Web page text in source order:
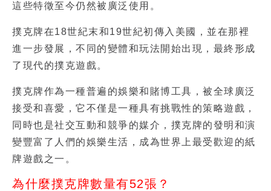
這些特徵至今仍然被廣泛使用。
撲克牌在18世紀末和19世紀初傳入美國，並在那裡
進一步發展，不同的變體和玩法開始出現，最終形成
了現代的撲克遊戲。
撲克牌作為一種普遍的娛樂和賭博工具，被全球廣泛
接受和喜愛，它不僅是一種具有挑戰性的策略遊戲，
同時也是社交互動和競爭的媒介，撲克牌的發明和演
變豐富了人們的娛樂生活，成為世界上最受歡迎的紙
牌遊戲之一。
為什麼撲克牌數量有52張？